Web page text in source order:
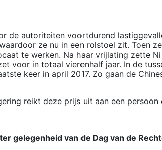
de autoriteiten voortdurend
ze nu in een rolstoel zit. Toen ze
te werken. Na haar vrijlating zette Ni
voor in totaal vierenhalf jaar. In de
keer in april 2017. Zo gaan de
reikt deze prijs uit aan een persoon
gelegenheid van de Dag van de